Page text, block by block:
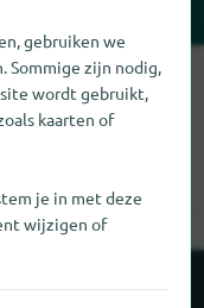
op dit moment niet
Cards te vinden is,
gebruiken we
zijn nodig,
wordt gebruikt,
kaarten of
je in met deze
wijzigen of